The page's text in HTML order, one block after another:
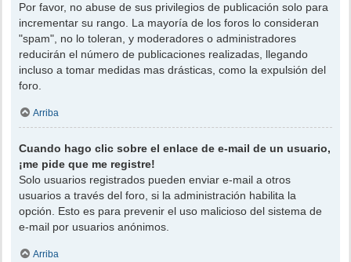
Por favor, no abuse de sus privilegios de publicación solo para
incrementar su rango. La mayoría de los foros lo consideran
"spam", no lo toleran, y moderadores o administradores
reducirán el número de publicaciones realizadas, llegando
incluso a tomar medidas mas drásticas, como la expulsión del
foro.
Arriba
Cuando hago clic sobre el enlace de e-mail de un usuario,
¡me pide que me registre!
Solo usuarios registrados pueden enviar e-mail a otros
usuarios a través del foro, si la administración habilita la
opción. Esto es para prevenir el uso malicioso del sistema de
e-mail por usuarios anónimos.
Arriba